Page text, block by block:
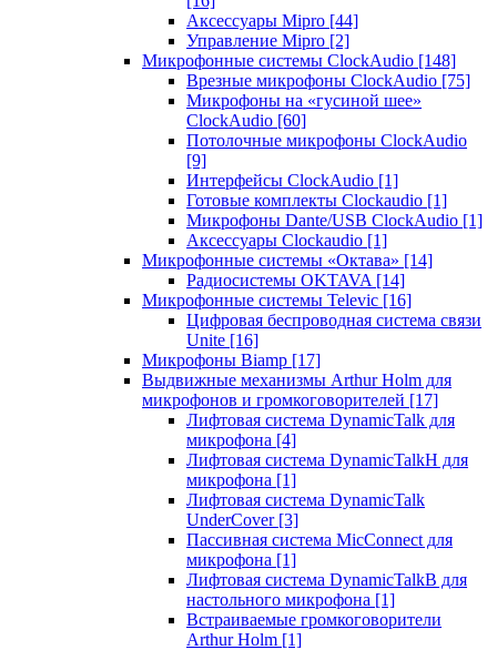
Аксессуары Mipro [44]
Управление Mipro [2]
Микрофонные системы ClockAudio [148]
Врезные микрофоны ClockAudio [75]
Микрофоны на «гусиной шее»
ClockAudio [60]
Потолочные микрофоны ClockAudio
[9]
Интерфейсы ClockAudio [1]
Готовые комплекты Clockaudio [1]
Микрофоны Dante/USB ClockAudio [1]
Аксессуары Clockaudio [1]
Микрофонные системы «Октава» [14]
Радиосистемы OKTAVA [14]
Микрофонные системы Televic [16]
Цифровая беспроводная система связи
Unite [16]
Микрофоны Biamp [17]
Выдвижные механизмы Arthur Holm для
микрофонов и громкоговорителей [17]
Лифтовая система DynamicTalk для
микрофона [4]
Лифтовая система DynamicTalkH для
микрофона [1]
Лифтовая система DynamicTalk
UnderCover [3]
Пассивная система MicConnect для
микрофона [1]
Лифтовая система DynamicTalkB для
настольного микрофона [1]
Встраиваемые громкоговорители
Arthur Holm [1]